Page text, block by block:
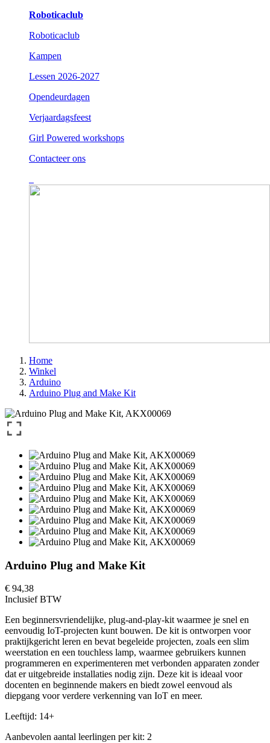
Roboticaclub
Roboticaclub
Kampen
Lessen 2026-2027
Opendeurdagen
Verjaardagsfeest
Girl Powered workshops
Contacteer ons
Home
Winkel
Arduino
Arduino Plug and Make Kit
Arduino Plug and Make Kit
€ 94,38
Inclusief BTW
Een beginnersvriendelijke, plug-and-play-kit waarmee je snel en
eenvoudig IoT-projecten kunt bouwen. De kit is ontworpen voor
praktijkgericht leren en bevat begeleide projecten, zoals een slim
weerstation en een touchless lamp, waarmee gebruikers kunnen
programmeren en experimenteren met verbonden apparaten zonder
dat er uitgebreide installaties nodig zijn. Deze kit is ideaal voor
docenten en beginnende makers en biedt zowel eenvoud als
diepgang voor verdere verkenning van IoT en meer.
Leeftijd: 14+
Aanbevolen aantal leerlingen per kit: 2